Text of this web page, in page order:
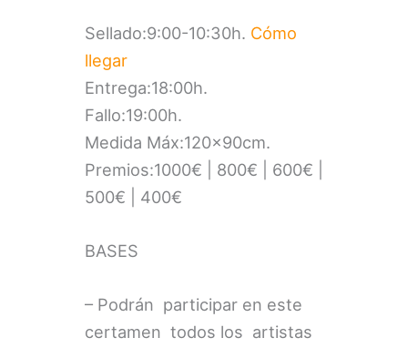
Sellado:9:00-10:30h. Cómo
llegar
Entrega:18:00h.
Fallo:19:00h.
Medida Máx:120x90cm.
Premios:1000€ | 800€ | 600€ |
500€ | 400€
BASES
– Podrán participar en este
certamen todos los artistas